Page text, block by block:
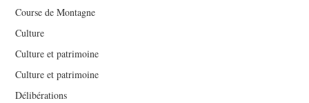
Course de Montagne
Culture
Culture et patrimoine
Culture et patrimoine
Délibérations